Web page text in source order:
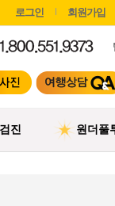
로그인 회원가입
진 원더풀